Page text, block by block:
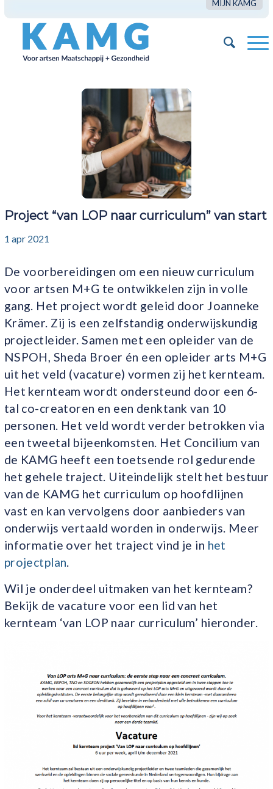
MIJN KAMG
Project “van LOP naar curriculum” van start
1 apr 2021
De voorbereidingen om een nieuw curriculum
voor artsen M+G te ontwikkelen zijn in volle
gang. Het project wordt geleid door Joanneke
Krämer. Zij is een zelfstandig onderwijskundig
projectleider. Samen met een opleider van de
NSPOH, Sheda Broer én een opleider arts M+G
uit het veld (vacature) vormen zij het kernteam.
Het kernteam wordt ondersteund door een 6-
tal co-creatoren en een denktank van 10
personen. Het veld wordt verder betrokken via
een tweetal bijeenkomsten. Het Concilium van
de KAMG heeft een toetsende rol gedurende
het gehele traject. Uiteindelijk stelt het bestuur
van de KAMG het curriculum op hoofdlijnen
vast en kan vervolgens door aanbieders van
onderwijs vertaald worden in onderwijs. Meer
informatie over het traject vind je in het
projectplan.
Wil je onderdeel uitmaken van het kernteam?
Bekijk de vacature voor een lid van het
kernteam ‘van LOP naar curriculum’ hieronder.